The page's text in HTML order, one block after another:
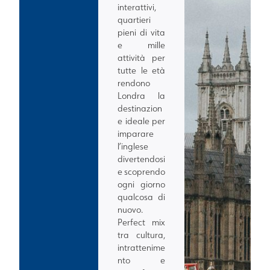
interattivi,
quartieri
pieni di vita
e mille
attività per
tutte le età
rendono
Londra la
destinazion
e ideale per
imparare
l’inglese
divertendosi
e scoprendo
ogni giorno
qualcosa di
nuovo.
Perfect mix
tra cultura,
intrattenime
nto e